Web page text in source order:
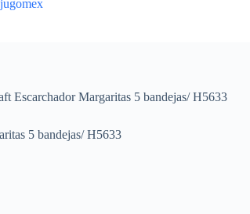
Escarchador Margaritas 5 bandejas/ H5633